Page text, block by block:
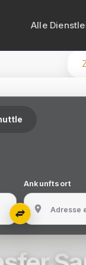
Alle
VIP-
Zypern-
Ankunftsort